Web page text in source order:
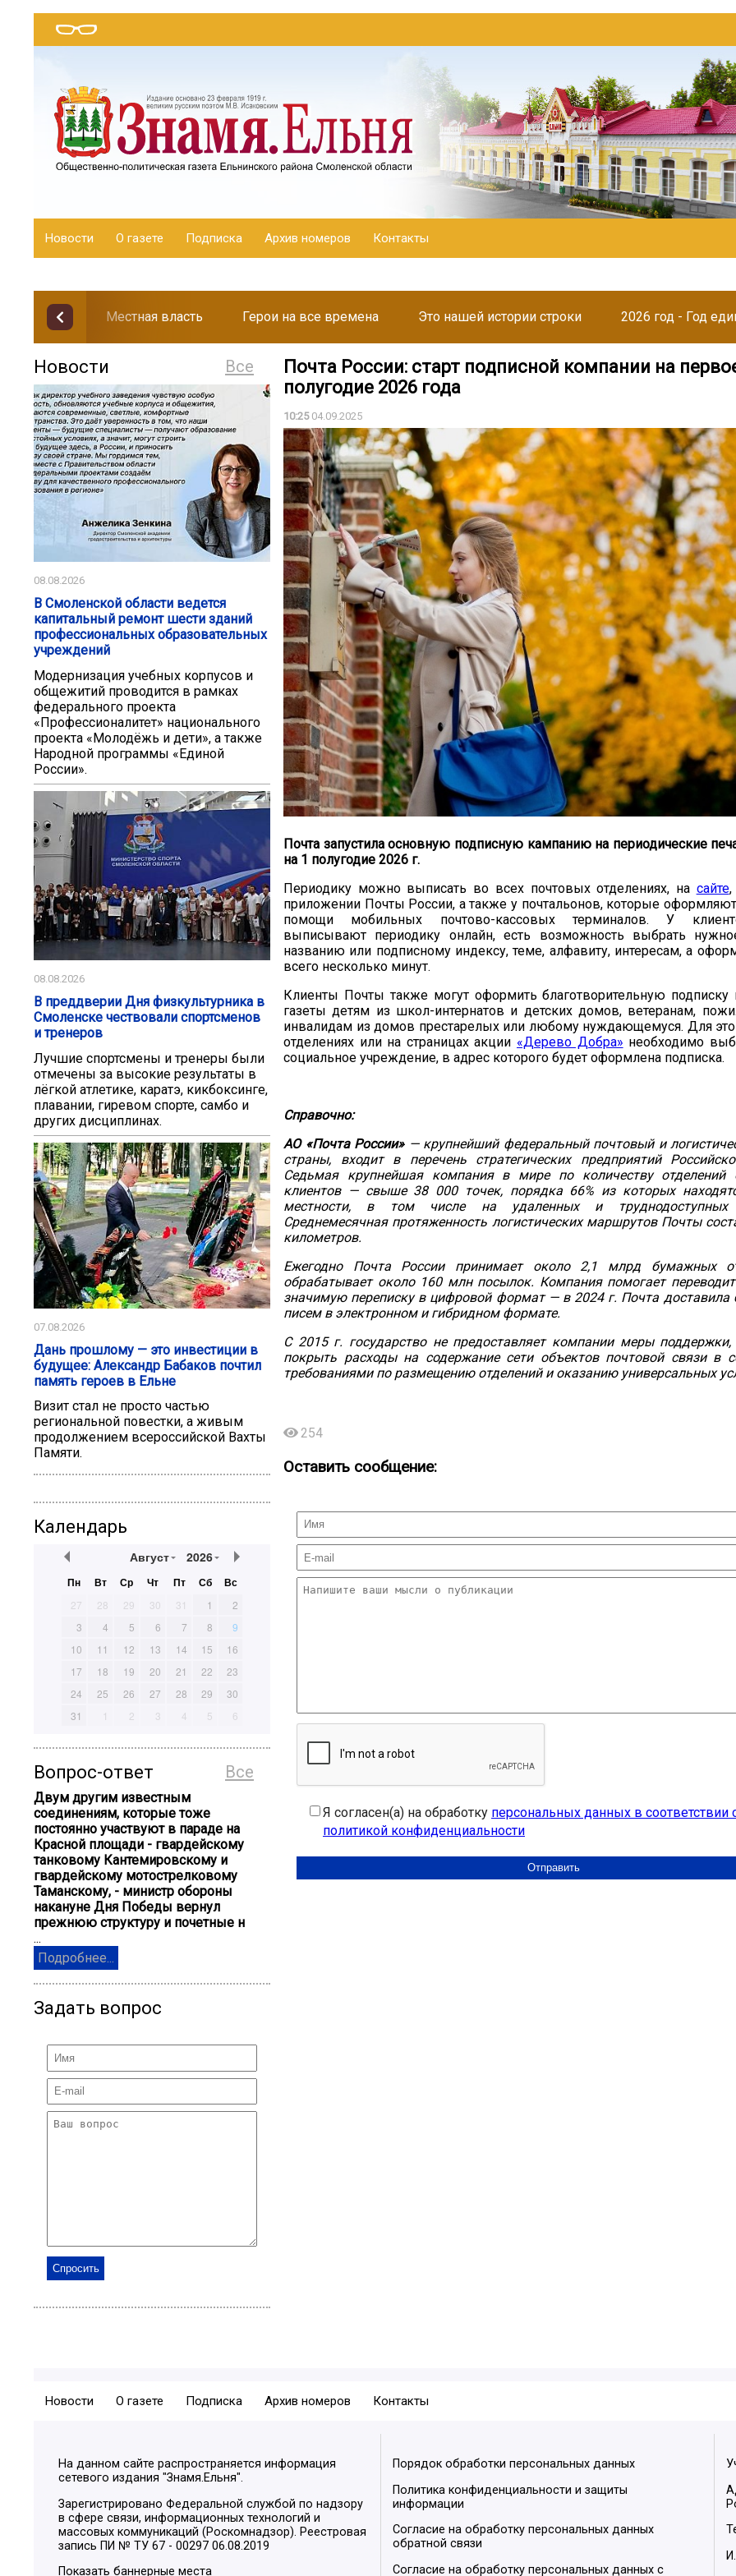
Новости О газете Подписка Архив номеров Контакты
Местная власть Герои на все времена Это нашей истории строки 2026 год - Год
Все
Новости
08.08.2026
В Смоленской области ведется
капитальный ремонт шести зданий
профессиональных образовательных
учреждений
Модернизация учебных корпусов и
общежитий проводится в рамках
федерального проекта
«Профессионалитет» национального
проекта «Молодёжь и дети», а также
Народной программы «Единой
России».
08.08.2026
В преддверии Дня физкультурника в
Смоленске чествовали спортсменов
и тренеров
Лучшие спортсмены и тренеры были
отмечены за высокие результаты в
лёгкой атлетике, каратэ, кикбоксинге,
плавании, гиревом спорте, самбо и
других дисциплинах.
07.08.2026
Дань прошлому — это инвестиции в
будущее: Александр Бабаков почтил
память героев в Ельне
Визит стал не просто частью
региональной повестки, а живым
продолжением всероссийской Вахты
Памяти.
Календарь
Август 2026
Пн Вт Ср Чт Пт Сб Вс
27 28 29 30 31 1
2
3
4 5 6 7 8
9
10
11 12 13 14 15
16
17
18 19 20 21 22
23
24
25 26 27 28 29
30
31
1 2 3 4 5 6
Все
Вопрос-ответ
Двум другим известным
соединениям, которые тоже
постоянно участвуют в параде на
Красной площади - гвардейскому
танковому Кантемировскому и
гвардейскому мотострелковому
Таманскому, - министр обороны
накануне Дня Победы вернул
прежнюю структуру и почетные н
...
Подробнее...
Задать вопрос
Почта России: старт подписной компании на
полугодие 2026 года
10:2504.09.2025
Почта запустила основную подписную кампанию на периодические
на 1 полугодие 2026 г.
Периодику можно выписать во всех почтовых отделениях, на сайте,
приложении Почты России, а также у почтальонов, которые
помощи мобильных почтово-кассовых терминалов. У
выписывают периодику онлайн, есть возможность выбрать
названию или подписному индексу, теме, алфавиту, интересам, а
всего несколько минут.
Клиенты Почты также могут оформить благотворительную
газеты детям из школ-интернатов и детских домов, ветеранам,
инвалидам из домов престарелых или любому нуждающемуся. Для
отделениях или на страницах акции «Дерево Добра» необходимо
социальное учреждение, в адрес которого будет оформлена подписка.
Справочно:
АО «Почта России»— крупнейший федеральный почтовый и
страны, входит в перечень стратегических предприятий
Седьмая крупнейшая компания в мире по количеству отделений
клиентов — свыше 38 000 точек, порядка 66% из которых
местности, в том числе на удаленных и труднодоступных
Среднемесячная протяженность логистических маршрутов Почты
километров.
Ежегодно Почта России принимает около 2,1 млрд бумажных
обрабатывает около 160 млн посылок. Компания помогает
значимую переписку в цифровой формат — в 2024 г. Почта доставила
писем в электронном и гибридном формате.
С 2015 г. государство не предоставляет компании меры
покрыть расходы на содержание сети объектов почтовой связи в
требованиями по размещению отделений и оказанию универсальных
254
Оставить сообщение:
Я согласен(а) на обработку персональных данных в соответствии
политикой конфиденциальности
Новости О газете Подписка Архив номеров Контакты
На данном сайте распространяется информация
сетевого издания "Знамя.Ельня".
Зарегистрировано Федеральной службой по надзору
в сфере связи, информационных технологий и
массовых коммуникаций (Роскомнадзор). Реестровая
запись ПИ № ТУ 67 - 00297 06.08.2019
Показать баннерные места
Порядок обработки персональных данных
Политика конфиденциальности и защиты
информации
Согласие на обработку персональных данных
обратной связи
Согласие на обработку персональных данных с